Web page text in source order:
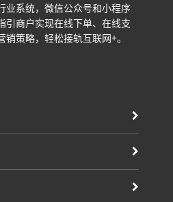
业系统，微信公众号和小程序
引商户实现在线下单、在线支
策略，轻松接轨互联网+。